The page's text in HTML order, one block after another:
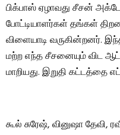
பிக்பாஸ் ஏழாவது சீசன்
போட்டியாளர்கள் தங்கள்
விளையாடி வருகின்றனர்.
மற்ற எந்த சீசனையும் விட
மாறியது. இறுதி கட்டத்தை
கூல் சுரேஷ், வினுஷா